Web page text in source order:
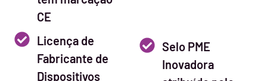
CE
Licença de
Fabricante de
Dispositivos
Selo PME
Inovadora